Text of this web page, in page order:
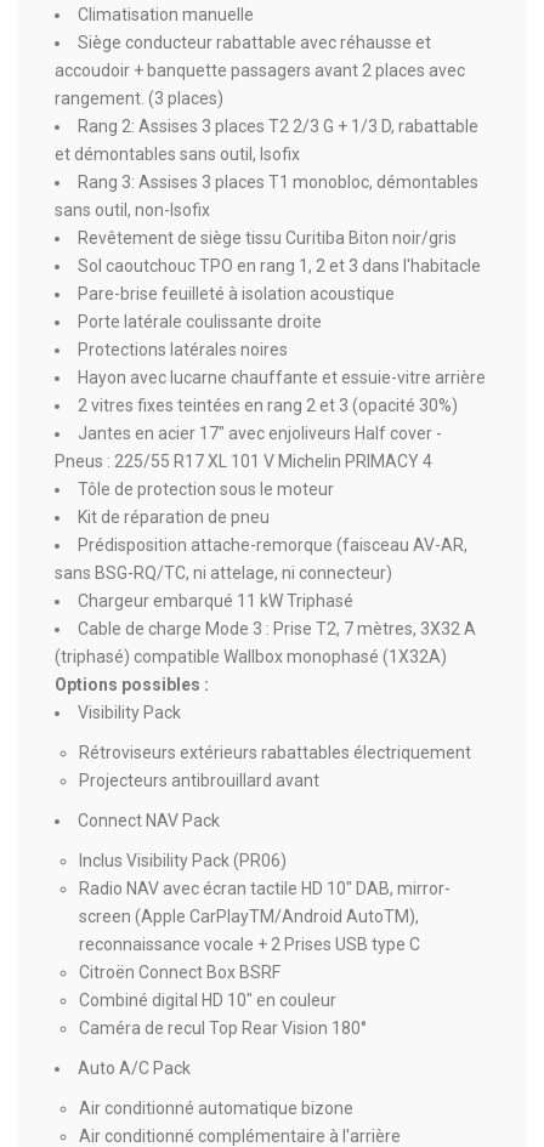
Climatisation manuelle
Siège conducteur rabattable avec réhausse et
accoudoir + banquette passagers avant 2 places avec
rangement. (3 places)
Rang 2: Assises 3 places T2 2/3 G + 1/3 D, rabattable
et démontables sans outil, Isofix
Rang 3: Assises 3 places T1 monobloc, démontables
sans outil, non-Isofix
Revêtement de siège tissu Curitiba Biton noir/gris
Sol caoutchouc TPO en rang 1, 2 et 3 dans l'habitacle
Pare-brise feuilleté à isolation acoustique
Porte latérale coulissante droite
Protections latérales noires
Hayon avec lucarne chauffante et essuie-vitre arrière
2 vitres fixes teintées en rang 2 et 3 (opacité 30%)
Jantes en acier 17" avec enjoliveurs Half cover -
Pneus : 225/55 R17 XL 101 V Michelin PRIMACY 4
Tôle de protection sous le moteur
Kit de réparation de pneu
Prédisposition attache-remorque (faisceau AV-AR,
sans BSG-RQ/TC, ni attelage, ni connecteur)
Chargeur embarqué 11 kW Triphasé
Cable de charge Mode 3 : Prise T2, 7 mètres, 3X32 A
(triphasé) compatible Wallbox monophasé (1X32A)
Options possibles :
Visibility Pack
Rétroviseurs extérieurs rabattables électriquement
Projecteurs antibrouillard avant
Connect NAV Pack
Inclus Visibility Pack (PR06)
Radio NAV avec écran tactile HD 10" DAB, mirror-
screen (Apple CarPlayTM/Android AutoTM),
reconnaissance vocale + 2 Prises USB type C
Citroën Connect Box BSRF
Combiné digital HD 10" en couleur
Caméra de recul Top Rear Vision 180°
Auto A/C Pack
Air conditionné automatique bizone
Air conditionné complémentaire à l'arrière